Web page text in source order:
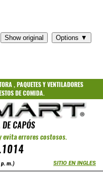
,PAQUETESYVENTILADORES
DE COMIDA.
CAPÓS
evita errores costosos.
p. m.) SITIO EN INGLES